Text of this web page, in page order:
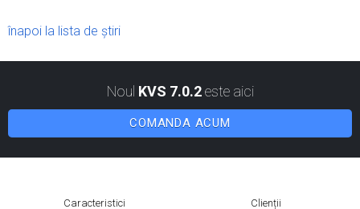
înapoi la lista de știri
Noul KVS 7.0.2este aici
COMANDA ACUM
Caracteristici
Clienții